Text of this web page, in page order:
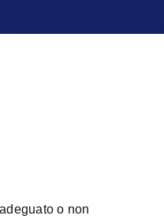
o non